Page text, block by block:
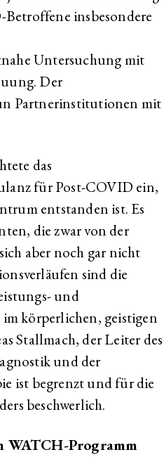
insbesondere
Untersuchung mit
Der
Partnerinstitutionen mit
das
für Post-COVID ein,
entstanden ist. Es
die zwar von der
aber noch gar nicht
sind die
und
körperlichen, geistigen
Stallmach, der Leiter des
und der
ist begrenzt und für die
beschwerlich.
WATCH-Programm